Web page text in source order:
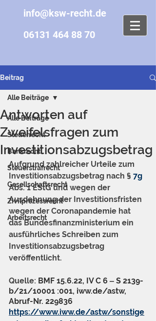
info@ksw-recht.de
06131 464 88 70
Beitrag
Alle Beiträge
Steuerrecht
Bankrecht
Steuerstrafrecht
Gesellschaftsrecht
Zivilprozessrecht
Arbeitsrecht
Alle Beiträge
Antworten auf
Zweifelsfragen zum
Investitionsabzugsbetrag
Aufgrund zahlreicher Urteile zum
Investitionsabzugsbetrag nach § 7g
Abs. 1 EStG und wegen der
Ausdehnung der Investitionsfristen
wegen der Coronapandemie hat
das Bundesfinanzministerium ein
ausführliches Schreiben zum
Investitionsabzugsbetrag
veröffentlicht.
Quelle: BMF 15.6.22, IV C 6 ‒ S 2139-
b/21/10001 :001, iww.de/astw,
Abruf-Nr. 229836
https://www.iww.de/astw/sonstige